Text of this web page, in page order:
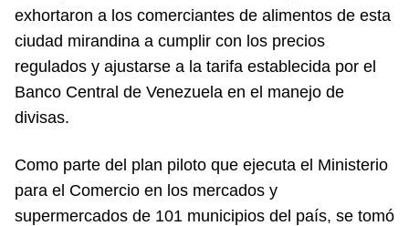
exhortaron a los comerciantes de alimentos de esta
ciudad mirandina a cumplir con los precios
regulados y ajustarse a la tarifa establecida por el
Banco Central de Venezuela en el manejo de
divisas.
Como parte del plan piloto que ejecuta el Ministerio
para el Comercio en los mercados y
supermercados de 101 municipios del país, se tomó